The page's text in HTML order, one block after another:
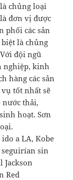
chủng loại
đơn vị được
phối các sản
là chủng
đội ngũ
nghiệp, kinh
hàng các sản
tốt nhất sẽ
nước thải,
hoạt. Sơn
a LA, Kobe
sin
Jackson
Red